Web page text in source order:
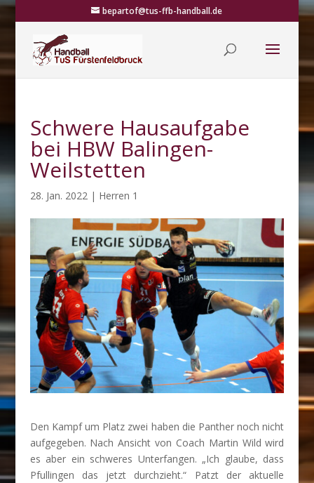
bepartof@tus-ffb-handball.de
Schwere Hausaufgabe
bei HBW Balingen-
Weilstetten
28. Jan. 2022| Herren 1
Den Kampf um Platz zwei haben die Panther noch nicht
aufgegeben. Nach Ansicht von Coach Martin Wild wird
es aber ein schweres Unterfangen. „Ich glaube, dass
Pfullingen das jetzt durchzieht.“ Patzt der aktuelle